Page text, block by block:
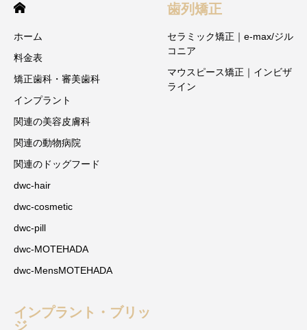
ホーム
料金表
矯正歯科・審美歯科
インプラント
関連の美容皮膚科
関連の動物病院
関連のドッグフード
dwc-hair
dwc-cosmetic
dwc-pill
dwc-MOTEHADA
dwc-MensMOTEHADA
歯列矯正
セラミック矯正｜e-max/ジル
コニア
マウスピース矯正｜インビザ
ライン
インプラント・ブリッ
ジ